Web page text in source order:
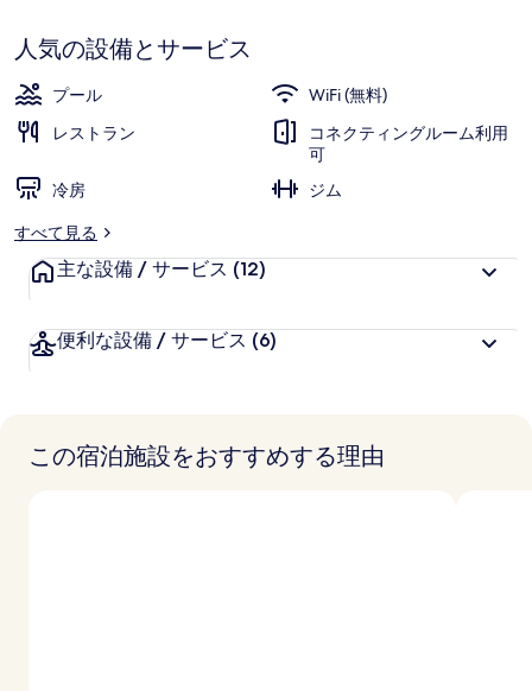
真
ギ
ャ
リ
ー
す
人気の設備とサービス
プール
WiFi (無料)
レストラン
コネクティングルーム利用
可
冷房
ジム
すべて見る
主な設備 / サービス (12)
便利な設備 / サービス (6)
この宿泊施設をおすすめする理由